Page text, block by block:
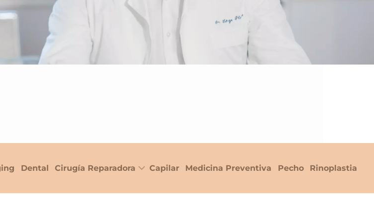
Dental Cirugía Reparadora Capilar Medicina Preventiva Pecho Rinoplastia